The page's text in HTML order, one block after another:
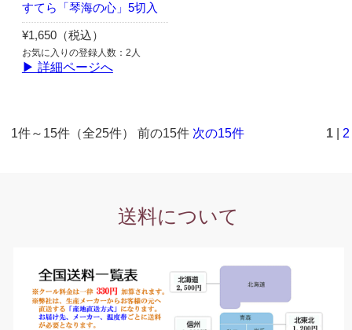
すてら「琴海の心」5切入
¥1,650（税込）
お気に入りの登録人数：2人
▶ 詳細ページへ
1件～15件（全25件） 前の15件 次の15件 1 2
送料について